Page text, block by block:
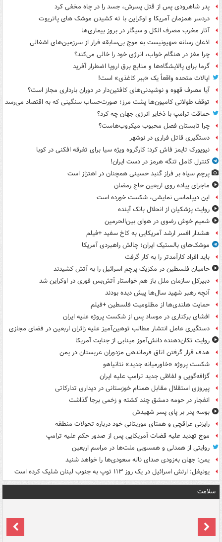
پدر شاهرودی پس از قتل پسرش، جسد را در چاه مخفی کرد
دردسر همزمان آمریکا و اوکراین با ته کشیدن موشک های پاتریوت
آثار مخرب مصرف الکل و سیگار در بروز بیماری‌ها
اذعان رسانه صهیونیست به موج بی‌سابقه فرار از سرزمین‌های اشغالی
چرا مغز در هنگام خواب، انرژی خود را خالی می‌کند؟
گرما برای پالایشگاه‌ها و منابع برق اروپا اضطرار آفرید
ایالات متحده واقعاً یک «ببر کاغذی» است!
آیا مصرف قهوه و نوشیدنی‌های کافئین‌دار در دوران بارداری مجاز است؟
توقف طولانی کامیون‌ها پشت مرز؛ صورت‌حساب سنگینی که به اقتصاد می‌رسد
حماقت ترامپ با ذخایر انرژی جهان چه کرد؟
چرا تابستان فصل محبوب میکروب‌هاست؟
دستگیری قاتل فراری در نوشهر
نیویورک تایمز فاش کرد: کارگروه ویژه سیا برای تفرقه افکنی در کوبا
کنترل کامل تنگه هرمز در دست ایران!
پرچم سیاه بر فراز گنبد حسینی همچنان در اهتزاز است
ماجرای پیاده روی اربعین حاج رمضان
این دیپلماسی نمایشی، شکست خورده است
روایت پزشکیان از انحلال بانک آینده
شمیم خوش رضوی در هوای بین‌الحرمین
هشدار افسر ارشد آمریکایی به کاخ سفید +فیلم
موشک‌های بالستیک ایران؛ چالش راهبردی آمریکا
باید افراد کارآمدتر را به کار گرفت
حامیان فلسطین در مکزیک پرچم اسرائیل را به آتش کشیدند
دبیرکل سازمان ملل باز هم خواستار آتش‌بس فوری در اوکراین شد
آنچه رهبر شهید سال‌ها پیش دیده بودند
حمایت هلندی‌ها از مظلومیت فلسطین +فیلم
افشای برکناری در موساد پس از شکست پروژه علیه ایران
دستگیری عامل انتشار مطالب توهین‌آمیز علیه زائران اربعین در فضای مجازی
روایت تکان‌دهنده دانش‌آموز مینابی از جنایت آمریکا
هدف قرار گرفتن اتاق‌ فرماندهی مزدوران عربستان در یمن
شکست پروژه «خاورمیانه جدید» نتانیاهو
گزافه‌گویی و لفاظی جدید ترامپ علیه ایران
پیروزی استقلال مقابل همنام خوزستانی در دیداری تدارکاتی
انفجار در حومه دمشق چند کشته و زخمی برجا گذاشت
بوسه‌ پدر بر پای پسر شهیدش
رایزنی عراقچی و همتای موریتانی خود درباره تحولات منطقه
موج تهدید علیه قضات آمریکایی پس از صدور حکم علیه ترامپ
روایتی از همدلی و همسویی ملت‌ها در مراسم اربعین
یمن: جهان به‌زودی صدای ناله سعودی‌ها را خواهد شنید
یونیفل: ارتش اسرائیل در یک روز ۱۱۳ توپ به جنوب لبنان شلیک کرده است
سلامت